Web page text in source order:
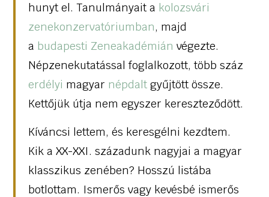
hunyt el. Tanulmányait a kolozsvári
zenekonzervatóriumban, majd
a budapesti Zeneakadémián végezte.
Népzenekutatással foglalkozott, több száz
erdélyi magyar népdaltgyűjtött össze.
Kettőjük útja nem egyszer kereszteződött.
Kíváncsi lettem, és keresgélni kezdtem.
Kik a XX-XXI. századunk nagyjai a magyar
klasszikus zenében? Hosszú listába
botlottam. Ismerős vagy kevésbé ismerős